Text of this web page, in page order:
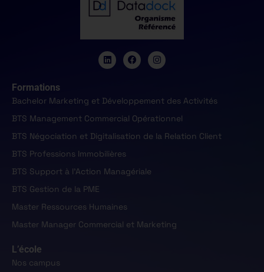
Formations
Bachelor Marketing et Développement des Activités
BTS Management Commercial Opérationnel
BTS Négociation et Digitalisation de la Relation Client
BTS Professions Immobilières
BTS Support à l'Action Managériale
BTS Gestion de la PME
Master Ressources Humaines
Master Manager Commercial et Marketing
L’école
Nos campus